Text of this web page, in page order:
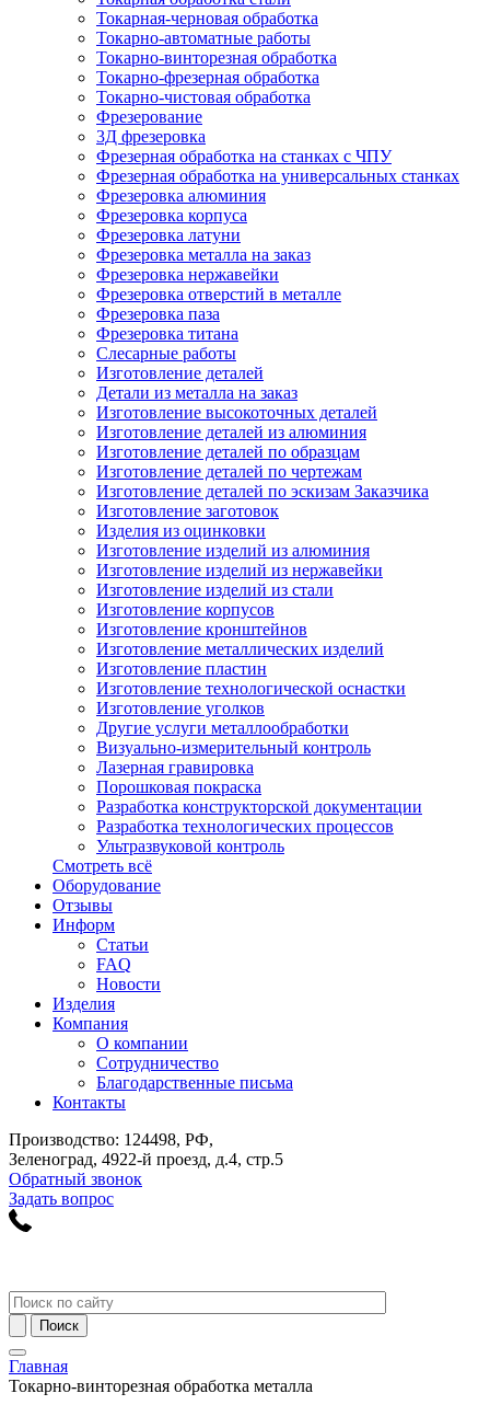
Токарная-черновая обработка
Токарно-автоматные работы
Токарно-винторезная обработка
Токарно-фрезерная обработка
Токарно-чистовая обработка
Фрезерование
3Д фрезеровка
Фрезерная обработка на станках с ЧПУ
Фрезерная обработка на универсальных станках
Фрезеровка алюминия
Фрезеровка корпуса
Фрезеровка латуни
Фрезеровка металла на заказ
Фрезеровка нержавейки
Фрезеровка отверстий в металле
Фрезеровка паза
Фрезеровка титана
Слесарные работы
Изготовление деталей
Детали из металла на заказ
Изготовление высокоточных деталей
Изготовление деталей из алюминия
Изготовление деталей по образцам
Изготовление деталей по чертежам
Изготовление деталей по эскизам Заказчика
Изготовление заготовок
Изделия из оцинковки
Изготовление изделий из алюминия
Изготовление изделий из нержавейки
Изготовление изделий из стали
Изготовление корпусов
Изготовление кронштейнов
Изготовление металлических изделий
Изготовление пластин
Изготовление технологической оснастки
Изготовление уголков
Другие услуги металлообработки
Визуально-измерительный контроль
Лазерная гравировка
Порошковая покраска
Разработка конструкторской документации
Разработка технологических процессов
Ультразвуковой контроль
Смотреть всё
Оборудование
Отзывы
Информ
Статьи
FAQ
Новости
Изделия
Компания
О компании
Сотрудничество
Благодарственные письма
Контакты
Производство: 124498, РФ,
Зеленоград, 4922-й проезд, д.4, стр.5
Обратный звонок
Задать вопрос
Главная
Токарно-винторезная обработка металла